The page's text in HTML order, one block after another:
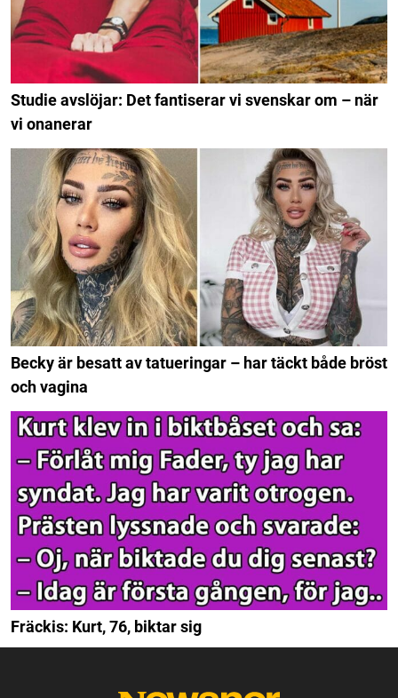
Studie avslöjar: Det fantiserar vi svenskar om – när
vi onanerar
Becky är besatt av tatueringar – har täckt både bröst
och vagina
Fräckis: Kurt, 76, biktar sig